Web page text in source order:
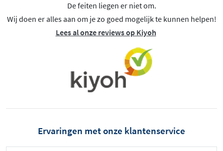
De feiten liegen er niet om.
Wij doen er alles aan om je zo goed mogelijk te kunnen helpen!
Lees al onze reviews op Kiyoh
Ervaringen met onze klantenservice